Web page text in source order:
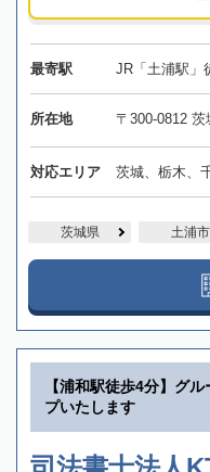
最寄駅 JR「土浦駅」
所在地 〒300-0812
対応エリア 茨城、栃木、
茨城県 土浦市
【浦和駅徒歩4分】グ
プいたします